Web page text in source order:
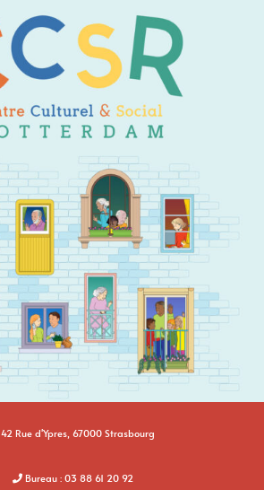
42 Rue d'Ypres, 67000 Strasbourg
Bureau : 03 88 61 20 92